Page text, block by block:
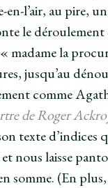
en-l’air, au pire,
le
« madame la
jusqu’au
comme
de Roger
texte d’indices
nous laisse
somme. (En